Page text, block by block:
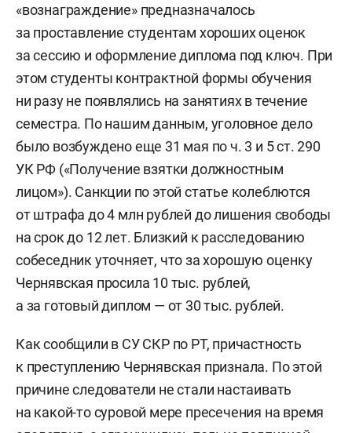
«вознаграждение» предназначалось
за проставление студентам хороших оценок
за сессию и оформление диплома под ключ. При
этом студенты контрактной формы обучения
ни разу не появлялись на занятиях в течение
семестра. По нашим данным, уголовное дело
было возбуждено еще 31 мая по ч. 3 и 5 ст. 290
УК РФ («Получение взятки должностным
лицом»). Санкции по этой статье колеблются
от штрафа до 4 млн рублей до лишения свободы
на срок до 12 лет. Близкий к расследованию
собеседник уточняет, что за хорошую оценку
Чернявская просила 10 тыс. рублей,
а за готовый диплом — от 30 тыс. рублей.
Как сообщили в СУ СКР по РТ, причастность
к преступлению Чернявская признала. По этой
причине следователи не стали настаивать
на какой-то суровой мере пресечения на время